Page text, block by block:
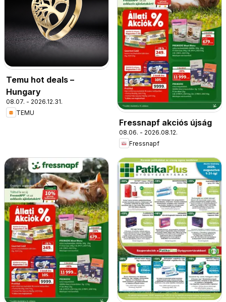
Temu hot deals –
Hungary
08.07. - 2026.12.31.
TEMU
Fressnapf akciós újság
08.06. - 2026.08.12.
Fressnapf